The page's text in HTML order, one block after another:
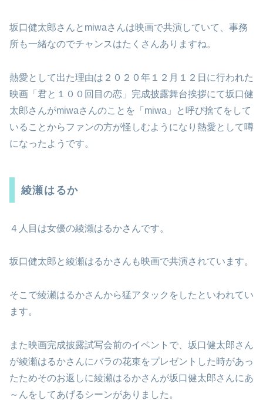
坂口健太郎さんとmiwaさんは映画で共演していて、事務
所も一緒なのでチャンスはたくさんありますね。
熱愛として出た理由は２０２０年１２月１２日に行われた
映画「君と１００回目の恋」完成披露舞台挨拶にて坂口健
太郎さんがmiwaさんのことを「miwa」と呼び捨てをして
いることからファンの方が怪しむようになり熱愛として噂
になったようです。
綾瀬はるか
４人目は女優の綾瀬はるかさんです。
坂口健太郎と綾瀬はるかさんも映画で共演されています。
そこで綾瀬はるかさんから猛アタックをしたといわれてい
ます。
また映画完成披露試写会前のイベントで、坂口健太郎さん
が綾瀬はるかさんにバラの花束をプレゼントした時があっ
たためそのお返しに綾瀬はるかさんが坂口健太郎さんにあ
～んをしてあげるシーンがありました。